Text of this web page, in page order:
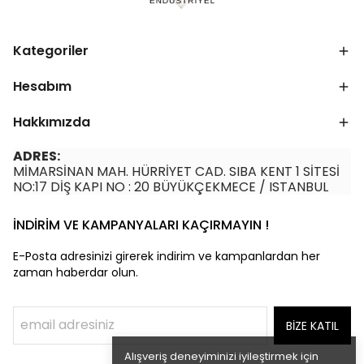
Alışveriş deneyiminizi iyileştirmek için
Kategoriler
Hesabım
Hakkımızda
ADRES:
MİMARSİNAN MAH. HÜRRİYET CAD. SIBA KENT 1 SİTESİ
NO:17 DİŞ KAPI NO : 20 BÜYÜKÇEKMECE / ISTANBUL
İNDİRİM VE KAMPANYALARI KAÇIRMAYIN !
E-Posta adresinizi girerek indirim ve kampanlardan her
zaman haberdar olun.
BİZE KATIL